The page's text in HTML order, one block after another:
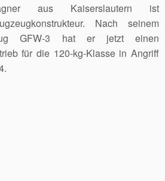
aus Kaiserslautern ist
Nach seinem
GFW-3 hat er jetzt einen
für die 120-kg-Klasse in Angriff